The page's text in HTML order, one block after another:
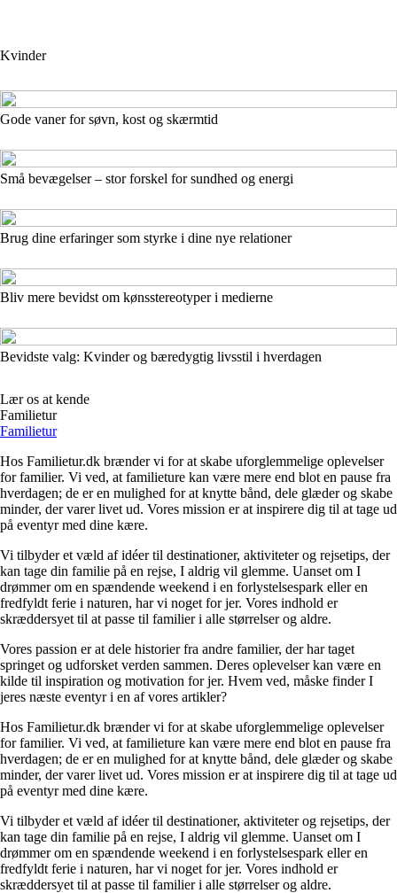
Kvinder
Gode vaner for søvn, kost og skærmtid
Små bevægelser – stor forskel for sundhed og energi
Brug dine erfaringer som styrke i dine nye relationer
Bliv mere bevidst om kønsstereotyper i medierne
Bevidste valg: Kvinder og bæredygtig livsstil i hverdagen
Lær os at kende
Familietur
Familietur
Hos Familietur.dk brænder vi for at skabe uforglemmelige oplevelser
for familier. Vi ved, at familieture kan være mere end blot en pause fra
hverdagen; de er en mulighed for at knytte bånd, dele glæder og skabe
minder, der varer livet ud. Vores mission er at inspirere dig til at tage ud
på eventyr med dine kære.
Vi tilbyder et væld af idéer til destinationer, aktiviteter og rejsetips, der
kan tage din familie på en rejse, I aldrig vil glemme. Uanset om I
drømmer om en spændende weekend i en forlystelsespark eller en
fredfyldt ferie i naturen, har vi noget for jer. Vores indhold er
skræddersyet til at passe til familier i alle størrelser og aldre.
Vores passion er at dele historier fra andre familier, der har taget
springet og udforsket verden sammen. Deres oplevelser kan være en
kilde til inspiration og motivation for jer. Hvem ved, måske finder I
jeres næste eventyr i en af vores artikler?
Hos Familietur.dk brænder vi for at skabe uforglemmelige oplevelser
for familier. Vi ved, at familieture kan være mere end blot en pause fra
hverdagen; de er en mulighed for at knytte bånd, dele glæder og skabe
minder, der varer livet ud. Vores mission er at inspirere dig til at tage ud
på eventyr med dine kære.
Vi tilbyder et væld af idéer til destinationer, aktiviteter og rejsetips, der
kan tage din familie på en rejse, I aldrig vil glemme. Uanset om I
drømmer om en spændende weekend i en forlystelsespark eller en
fredfyldt ferie i naturen, har vi noget for jer. Vores indhold er
skræddersyet til at passe til familier i alle størrelser og aldre.